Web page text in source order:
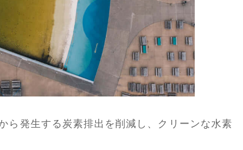
ら発生する炭素排出を削減し、クリーンな水素